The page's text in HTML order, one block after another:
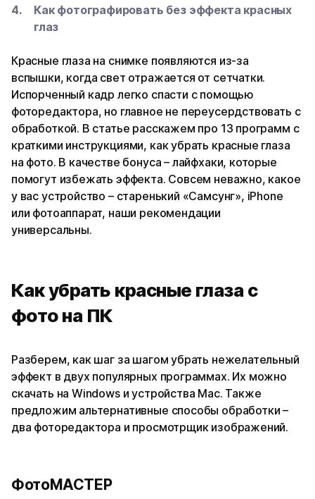
Как фотографировать без эффекта красных
глаз
Красные глаза на снимке появляются из-за
вспышки, когда свет отражается от сетчатки.
Испорченный кадр легко спасти с помощью
фоторедактора, но главное не переусердствовать с
обработкой. В статье расскажем про 13 программ с
краткими инструкциями, как убрать красные глаза
на фото. В качестве бонуса – лайфхаки, которые
помогут избежать эффекта. Совсем неважно, какое
у вас устройство – старенький «‎Самсунг», iPhone
или фотоаппарат, наши рекомендации
универсальны.
Как убрать красные глаза с
фото на ПК
Разберем, как шаг за шагом убрать нежелательный
эффект в двух популярных программах. Их можно
скачать на Windows и устройства Mac. Также
предложим альтернативные способы обработки –
два фоторедактора и просмотрщик изображений.
ФотоМАСТЕР